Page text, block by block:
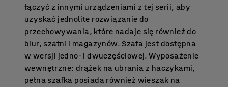
łączyć z innymi urządzeniami z tej serii, aby
uzyskać jednolite rozwiązanie do
przechowywania, które nadaje się również do
biur, szatni i magazynów. Szafa jest dostępna
w wersji jedno- i dwuczęściowej. Wyposażenie
wewnętrzne: drążek na ubrania z haczykami,
pełna szafka posiada również wieszak na